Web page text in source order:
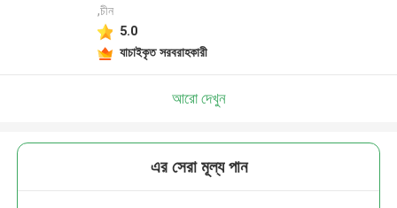
,চীন
5.0
যাচাইকৃত সরবরাহকারী
আরো দেখুন
এর সেরা মূল্য পান